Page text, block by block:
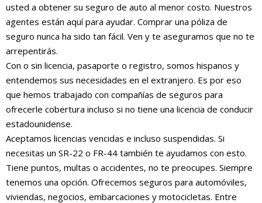
usted a obtener su seguro de auto al menor costo. Nuestros
agentes están aquí para ayudar. Comprar una póliza de
seguro nunca ha sido tan fácil. Ven y te aseguramos que no te
arrepentirás.
Con o sin licencia, pasaporte o registro, somos hispanos y
entendemos sus necesidades en el extranjero. Es por eso
que hemos trabajado con compañías de seguros para
ofrecerle cobertura incluso si no tiene una licencia de conducir
estadounidense.
Aceptamos licencias vencidas e incluso suspendidas. Si
necesitas un SR-22 o FR-44 también te ayudamos con esto.
Tiene puntos, multas o accidentes, no te preocupes. Siempre
tenemos una opción. Ofrecemos seguros para automóviles,
viviendas, negocios, embarcaciones y motocicletas. Entre